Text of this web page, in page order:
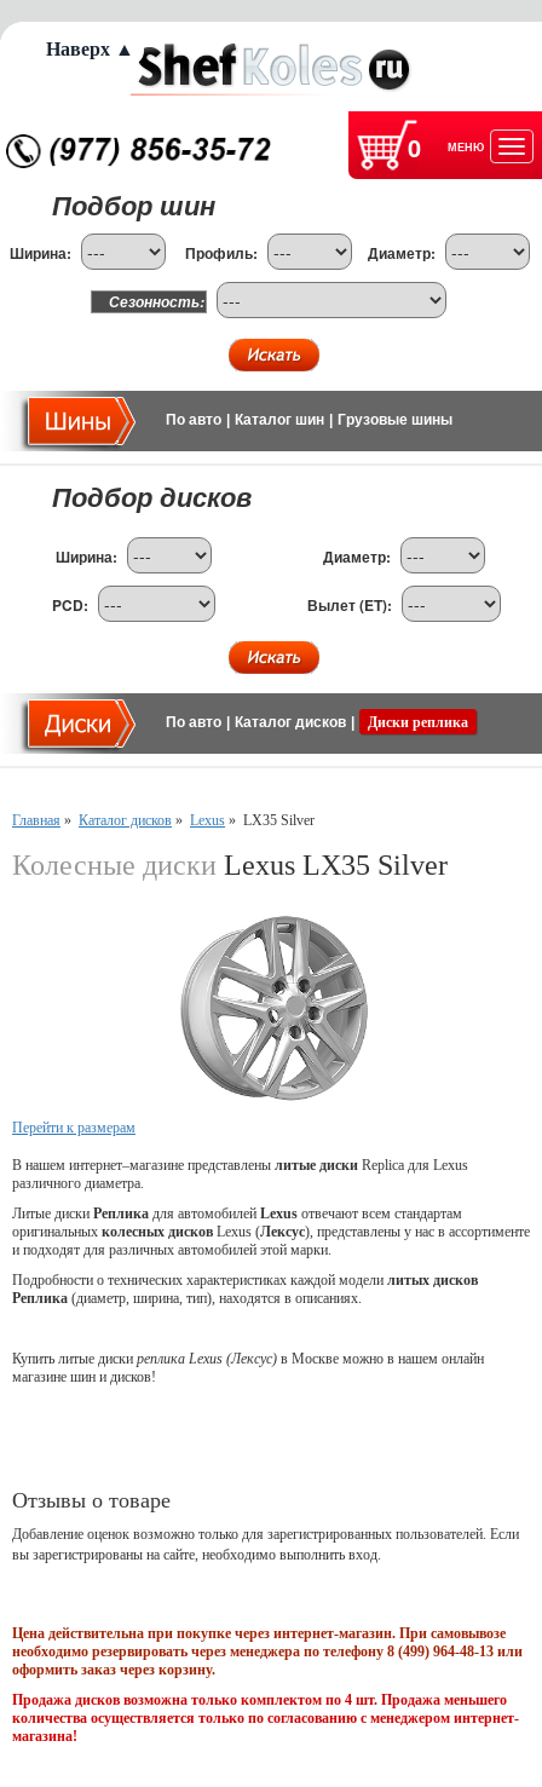
0 МЕНЮ
Подбор шин
Ширина: Профиль: Диаметр:
Сезонность:
По авто Каталог шин Грузовые шины
Подбор дисков
Ширина: Диаметр:
PCD: Вылет (ET):
По авто Каталог дисков Диски реплика
Главная » Каталог дисков » Lexus » LX35 Silver
Колесные диски Lexus LX35 Silver
Перейти к размерам
В нашем интернет–магазине представлены литые диски Replica для Lexus
различного диаметра.
Литые диски Реплика для автомобилей Lexus отвечают всем стандартам
оригинальных колесных дисков Lexus (Лексус), представлены у нас в ассортименте
и подходят для различных автомобилей этой марки.
Подробности о технических характеристиках каждой модели литых дисков
Реплика (диаметр, ширина, тип), находятся в описаниях.
Купить литые диски реплика Lexus (Лексус) в Москве можно в нашем онлайн
магазине шин и дисков!
Отзывы о товаре
Добавление оценок возможно только для зарегистрированных пользователей. Если
вы зарегистрированы на сайте, необходимо выполнить вход.
Цена действительна при покупке через интернет-магазин. При самовывозе
необходимо резервировать через менеджера по телефону 8 (499) 964-48-13 или
оформить заказ через корзину.
Продажа дисков возможна только комплектом по 4 шт. Продажа меньшего
количества осуществляется только по согласованию с менеджером интернет-
магазина!
Наверх ▲